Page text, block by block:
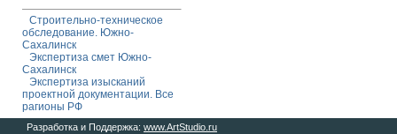
Строительно-техническое
обследование. Южно-
Сахалинск
Экспертиза смет Южно-
Сахалинск
Экспертиза изысканий
проектной документации. Все
рагионы РФ
Разработка и Поддержка: www.ArtStudio.ru